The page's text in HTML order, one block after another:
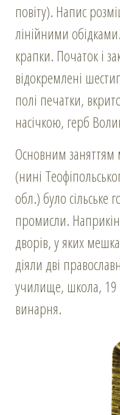
повіту). Напис
лінійними
крапки. Початок і
відокремлені
полі печатки,
насічкою, герб
Основним заняттям
(нині
обл.) було сільське
промисли.
дворів, у яких
діяли дві
училище, школа, 19
винарня.